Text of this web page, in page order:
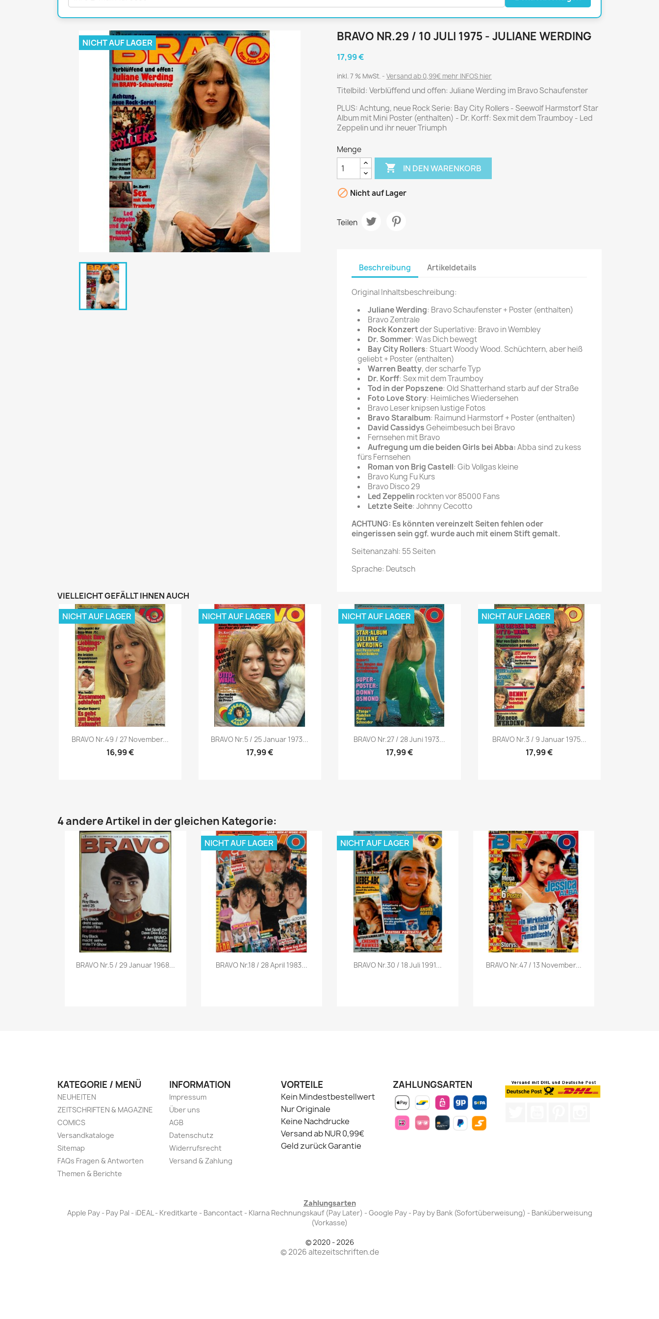
POP Rocky
Yam!
Shape
Gute Fahrt
Klassik Motorrad
Motor Klassik
Motorrad Classic
Motorrad Zeitschrift
Oldtimer Markt
Programmhefte Rennen
PS das Sport Motorrad
Rallye Racing
TOURENFAHRER
P.M. Biografie
PM Magazin
Breakout
Graceland
JUICE
Der Stern
Für Sie
neue mode
GESCHICHTE / POLITIK /
BOULEVARD
Bunte Illustrierte Zeitschrift
Cicero Zeitschrift
Das Magazin
Mare
TAGES &
WOCHENZEITUNGEN
Bildzeitung
Frankfurter Allgemeine
Magazin
Frankfurter Illustrierte
SONSTIGE
Sonstige
Magazine
NICHT AUF LAGER BRAVO NR.29 / 10 JULI 1975 - JULIANE WERDING
17,99 €
inkl. 7 % MwSt. Versand ab 0,99€ mehr INFOS hier
Titelbild: Verblüffend und offen: Juliane Werding im Bravo Schaufenster
PLUS: Achtung, neue Rock Serie: Bay City Rollers - Seewolf Harmstorf Star
Album mit Mini Poster (enthalten) - Dr. Korff: Sex mit dem Traumboy - Led
Zeppelin und ihr neuer Triumph
Menge
 IN DEN WARENKORB
 Nicht auf Lager
Teilen
Beschreibung Artikeldetails
Original Inhaltsbeschreibung:
Juliane Werding: Bravo Schaufenster + Poster (enthalten)
Bravo Zentrale
Rock Konzertder Superlative: Bravo in Wembley
Dr. Sommer: Was Dich bewegt
Bay City Rollers: Stuart Woody Wood. Schüchtern, aber heiß
geliebt + Poster (enthalten)
Warren Beatty, der scharfe Typ
Dr. Korff: Sex mit dem Traumboy
Tod in der Popszene: Old Shatterhand starb auf der Straße
Foto Love Story: Heimliches Wiedersehen
Bravo Leser knipsen lustige Fotos
Bravo Staralbum: Raimund Harmstorf + Poster (enthalten)
David CassidysGeheimbesuch bei Bravo
Fernsehen mit Bravo
Aufregung um die beiden Girls bei Abba:Abba sind zu kess
fürs Fernsehen
Roman von Brig Castell: Gib Vollgas kleine
Bravo Kung Fu Kurs
Bravo Disco 29
Led Zeppelin rockten vor 85000 Fans
Letzte Seite: Johnny Cecotto
ACHTUNG: Es könnten vereinzelt Seiten fehlen oder
eingerissen sein ggf. wurde auch mit einem Stift gemalt.
Seitenanzahl: 55 Seiten
Sprache: Deutsch
VIELLEICHT GEFÄLLT IHNEN AUCH
Vorschau
BRAVO Nr.49 / 27 November...
16,99 €
NICHT AUF LAGER
Vorschau
BRAVO Nr.5 / 25 Januar 1973...
17,99 €
NICHT AUF LAGER
Vorschau
BRAVO Nr.27 / 28 Juni 1973...
17,99 €
NICHT AUF LAGER
Vorschau
BRAVO Nr.3 / 9 Januar 1975...
17,99 €
NICHT AUF LAGER
4 andere Artikel in der gleichen Kategorie:
Vorschau
BRAVO Nr.5 / 29 Januar 1968... Vorschau
BRAVO Nr.18 / 28 April 1983...
NICHT AUF LAGER
Vorschau
BRAVO Nr.30 / 18 Juli 1991...
NICHT AUF LAGER
Vorschau
BRAVO Nr.47 / 13 November...
KATEGORIE / MENÜ
NEUHEITEN
ZEITSCHRIFTEN & MAGAZINE
COMICS
Versandkataloge
Sitemap
FAQs Fragen & Antworten
Themen & Berichte
INFORMATION
Impressum
Über uns
AGB
Datenschutz
Widerrufsrecht
Versand & Zahlung
VORTEILE
Kein Mindestbestellwert
Nur Originale
Keine Nachdrucke
Versand ab NUR 0,99€
Geld zurück Garantie
ZAHLUNGSARTEN
Zahlungsarten
Apple Pay - Pay Pal - iDEAL - Kreditkarte - Bancontact - Klarna Rechnungskauf (Pay Later) - Google Pay - Pay by Bank (Sofortüberweisung) - Banküberweisung
(Vorkasse)
© 2020 - 2026
© 2026 altezeitschriften.de